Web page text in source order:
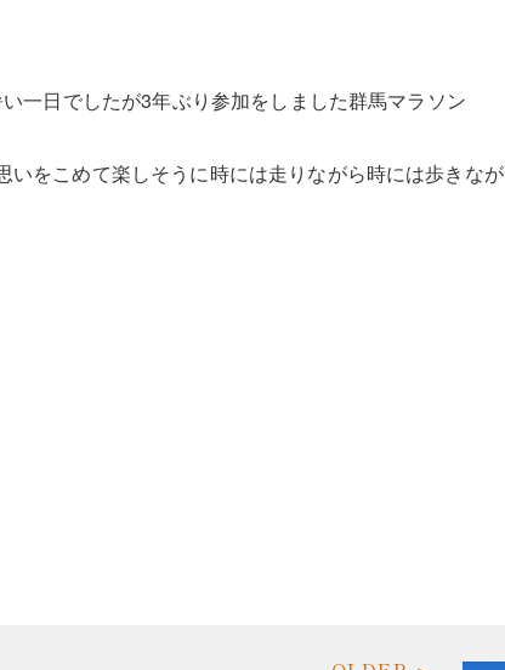
日でしたが3年ぶり参加をしました群馬マラソン
をこめて楽しそうに時には走りながら時には歩きなが